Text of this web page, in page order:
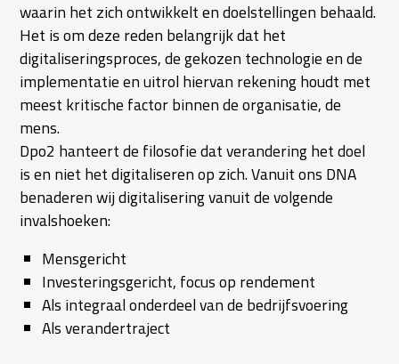
waarin het zich ontwikkelt en doelstellingen behaald.
Het is om deze reden belangrijk dat het
digitaliseringsproces, de gekozen technologie en de
implementatie en uitrol hiervan rekening houdt met
meest kritische factor binnen de organisatie, de
mens.
Dpo2 hanteert de filosofie dat verandering het doel
is en niet het digitaliseren op zich. Vanuit ons DNA
benaderen wij digitalisering vanuit de volgende
invalshoeken:
Mensgericht
Investeringsgericht, focus op rendement
Als integraal onderdeel van de bedrijfsvoering
Als verandertraject